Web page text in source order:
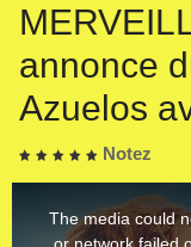
annonce
Azuelos
Notez